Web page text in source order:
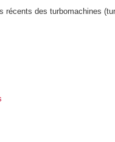
récents des turbomachines